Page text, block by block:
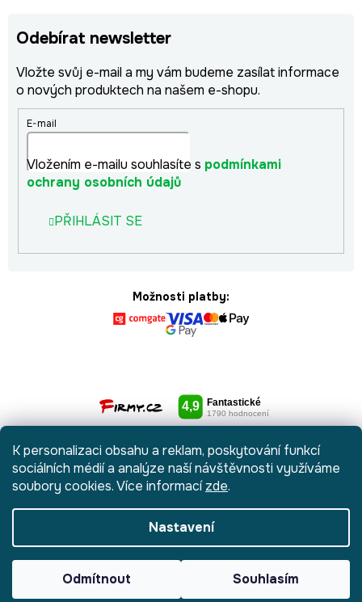
K personalizaci obsahu a reklam, poskytování funkcí
sociálních médií a analýze naší návštěvnosti využíváme
soubory cookies. Více informacízde.
Nastavení
Odmítnout Souhlasím
Odebírat newsletter
Vložte svůj e-mail a my vám budeme zasílat informace
o nových produktech na našem e-shopu.
E-mail
Vložením e-mailu souhlasíte s podmínkami
ochrany osobních údajů
PŘIHLÁSIT SE
Možnosti platby:
Vytvořil Shoptet
Anque Media